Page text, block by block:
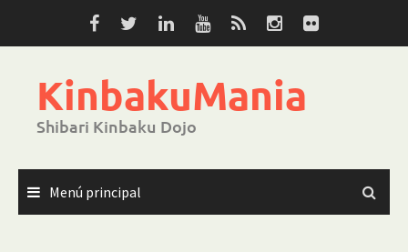
KinbakuMania
Shibari Kinbaku Dojo
Menú principal